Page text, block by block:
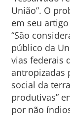
União”. O
em seu
“São
público da
vias federais
antropizadas
social da
produtivas”
por não